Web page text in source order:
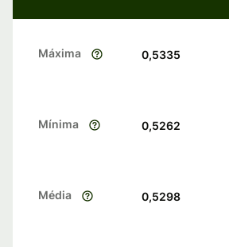
Máxima 0,5335
Mínima 0,5262
Média 0,5298